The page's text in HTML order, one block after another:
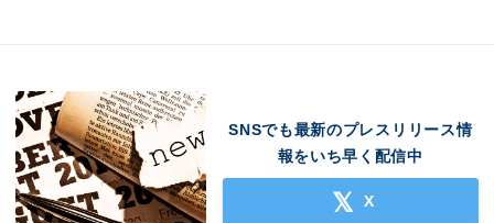
SNSでも最新のプレスリリース情
報をいち早く配信中
X